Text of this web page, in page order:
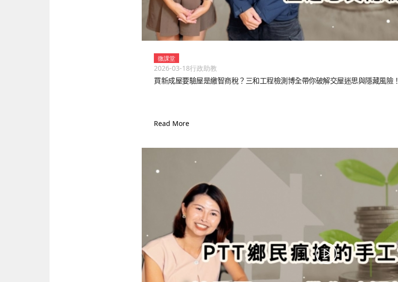
微課堂
2026-03-18行政助教
買新成屋要驗屋是繳智商稅？三和工程檢測博全帶你破解交屋迷思與隱藏風險！
Read More